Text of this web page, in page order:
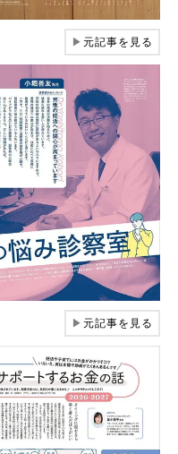
▶元記事を見る
▶元記事を見る